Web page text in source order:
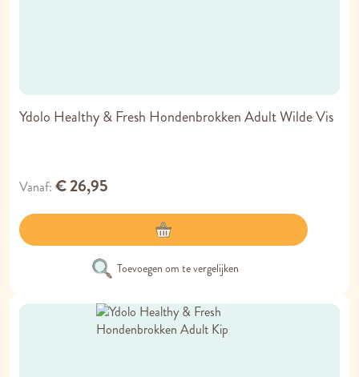
Ydolo Healthy & Fresh Hondenbrokken Adult Wilde Vis
Vanaf € 26,95
Toevoegen om te vergelijken